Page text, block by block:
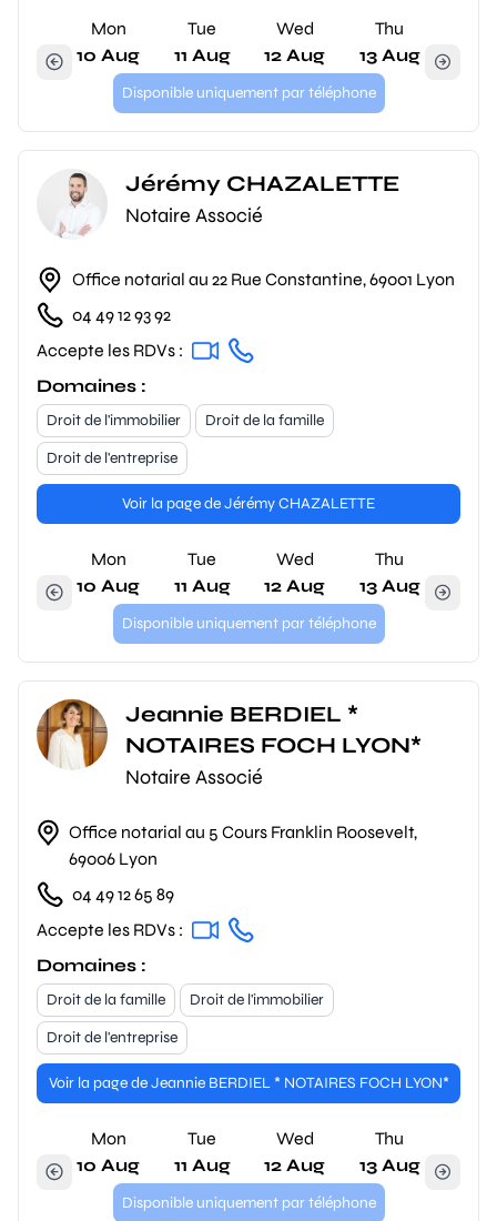
Mon
10 Aug
Tue
11 Aug
Wed
12 Aug
Thu
13 Aug
Disponible uniquement par téléphone
Jérémy CHAZALETTE
Notaire Associé
Office notarial au 22 Rue Constantine, 69001 Lyon
04 49 12 93 92
Accepte les RDVs :
Domaines :
Droit de l'immobilier
Droit de la famille
Droit de l'entreprise
Voir la page de Jérémy CHAZALETTE
Mon
10 Aug
Tue
11 Aug
Wed
12 Aug
Thu
13 Aug
Disponible uniquement par téléphone
Jeannie BERDIEL *
NOTAIRES FOCH LYON*
Notaire Associé
Office notarial au 5 Cours Franklin Roosevelt,
69006 Lyon
04 49 12 65 89
Accepte les RDVs :
Domaines :
Droit de la famille
Droit de l'immobilier
Droit de l'entreprise
Voir la page de Jeannie BERDIEL * NOTAIRES FOCH LYON*
Mon
10 Aug
Tue
11 Aug
Wed
12 Aug
Thu
13 Aug
Disponible uniquement par téléphone